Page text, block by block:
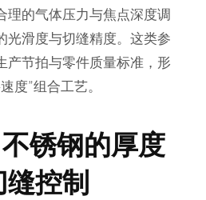
理的气体压力与焦点深度调
光滑度与切缝精度。这类参
产节拍与零件质量标准，形
度”组合工艺。
锈钢的厚度
控制